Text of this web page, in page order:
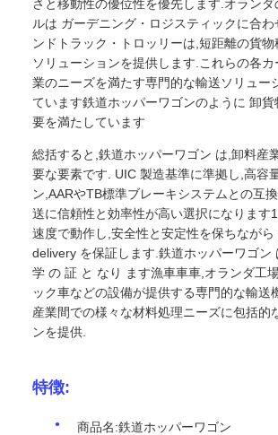
さと移動性の優位性を優先します.オラン
ルは ガーデニング・ロジスティックに合
ンドトラック・トロッリーは,短距離の貨
ソリューションを提供します.これらの各
業のニーズを満たす専門的な輸送ソリュー
ています鉄道ホッパーワゴンのように 卸
要を満たしています
総括すると,鉄道ホッパーワゴン は,卸料産
要な要素です. UIC 製造基準に準拠し,高容
ン,AARやTB標準ブレーキシステムとの互
送に信頼性と効率性が高い選択になります
速度で動作し,安全性と安定性を保ちなが
delivery を保証します.鉄道ホッパーワゴン
学 の 証 と なり ます漁車車車,オランダ工
ック車などの設備が提供する専門的な輸送
産業間での様々な材料処理ニーズに包括的
ンを提供.
特徴:
商品名:鉄道ホッパーワゴン